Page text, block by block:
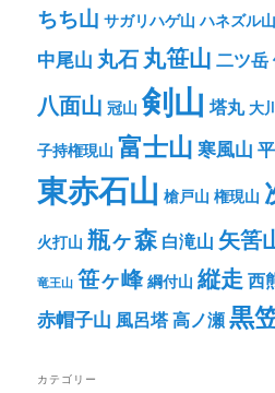
ちち山 サガリハゲ山 ハネズル山
中尾山 丸石丸笹山 二ツ岳
八面山 冠山 剣山 塔丸 大
子持権現山 富士山 寒風山
東赤石山 槍戸山 権現山
火打山 瓶ヶ森 白滝山 矢筈
竜王山 笹ヶ峰 綱付山 縦走 西
赤帽子山 風呂塔高ノ瀬黒
カテゴリー